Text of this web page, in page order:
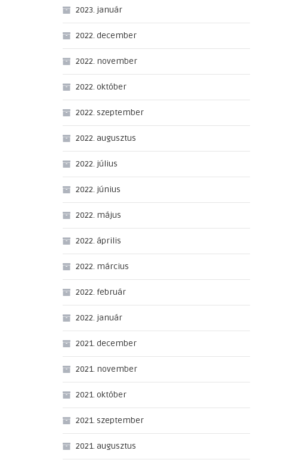
2023. január
2022. december
2022. november
2022. október
2022. szeptember
2022. augusztus
2022. július
2022. június
2022. május
2022. április
2022. március
2022. február
2022. január
2021. december
2021. november
2021. október
2021. szeptember
2021. augusztus